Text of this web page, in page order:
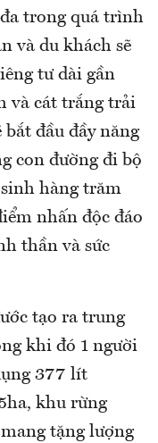
trong quá trình
và du khách sẽ
tư dài gần
và cát trắng trải
đầu đầy năng
con đường đi bộ
hàng trăm
nhấn độc đáo
thần và sức
tạo ra trung
khi đó 1 người
377 lít
khu rừng
tặng lượng